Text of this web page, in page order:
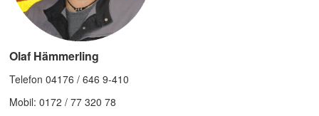
Olaf Hämmerling
Telefon 04176 / 646 9-410
Mobil: 0172 / 77 320 78